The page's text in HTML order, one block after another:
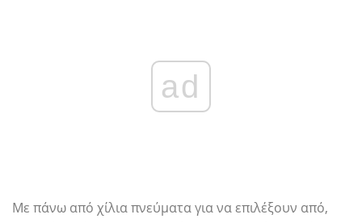
ad
Με πάνω από χίλια πνεύματα για να επιλέξουν από,